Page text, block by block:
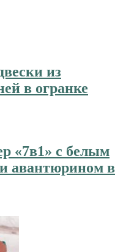
из
в огранке
«7в1» с белым
авантюрином в